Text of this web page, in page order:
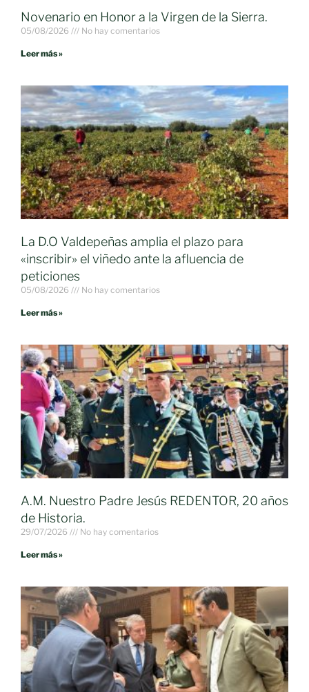
Novenario en Honor a la Virgen de la Sierra.
05/08/2026 No hay comentarios
Leer más »
La D.O Valdepeñas amplia el plazo para
«inscribir» el viñedo ante la afluencia de
peticiones
05/08/2026 No hay comentarios
Leer más »
A.M. Nuestro Padre Jesús REDENTOR, 20 años
de Historia.
29/07/2026 No hay comentarios
Leer más »